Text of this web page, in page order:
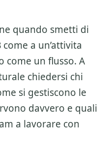
quando smetti di
come a un’attivita
come un flusso. A
chiedersi chi
si gestiscono le
davvero e quali
a lavorare con